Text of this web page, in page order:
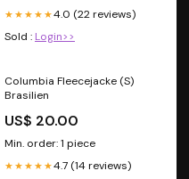
★★★★★4.0 (22 reviews)
Sold : Login>>
Columbia Fleecejacke (S)
Brasilien
US$ 20.00
Min. order: 1 piece
★★★★★4.7 (14 reviews)